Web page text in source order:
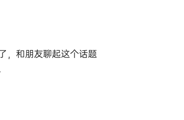
，和朋友聊起这个话题